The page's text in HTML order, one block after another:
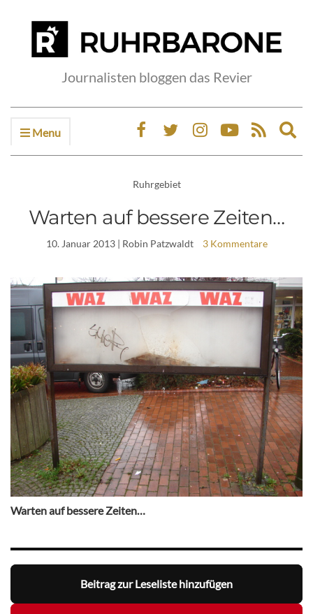
Journalisten bloggen das Revier
Menu
Ruhrgebiet
Warten auf bessere Zeiten…
10. Januar 2013| Robin Patzwaldt 3 Kommentare
Warten auf bessere Zeiten…
Beitrag zur Leseliste hinzufügen